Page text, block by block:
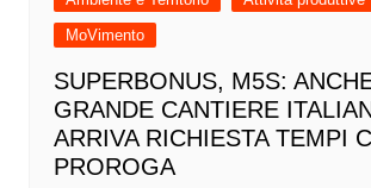
MoVimento
SUPERBONUS, M5S:
GRANDE CANTIERE
ARRIVA RICHIESTA TEMPI
PROROGA